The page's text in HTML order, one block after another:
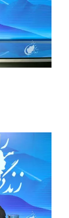
دختر خود
ایقت ما چی
جای استاده
روز هشت
حقوق مساوی
خوب ما
میگیریم
ما فرق
است که به
خوش
تصمیم
تصمیم
این
دقیقه یا